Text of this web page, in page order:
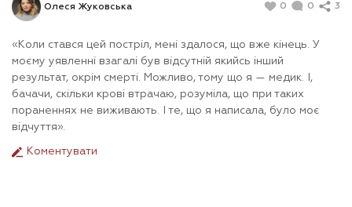
Олеся Жуковська 0 0 3
«Коли стався цей постріл, мені здалося, що вже кінець. У
моєму уявленні взагалі був відсутній якийсь інший
результат, окрім смерті. Можливо, тому що я — медик. І,
бачачи, скільки крові втрачаю, розуміла, що при таких
пораненнях не виживають. І те, що я написала, було моє
відчуття».
Коментувати